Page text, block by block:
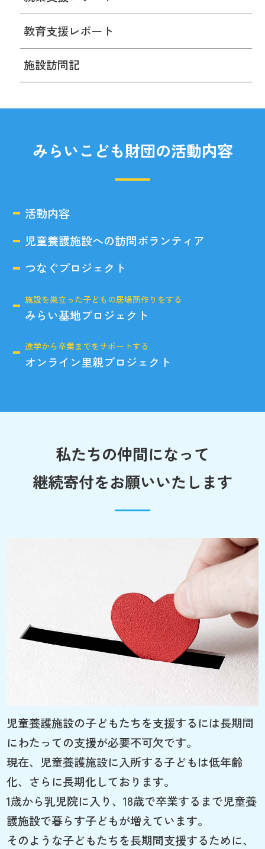
教育支援レポート
施設訪問記
みらいこども財団の活動内容
活動内容
児童養護施設への訪問ボランティア
つなぐプロジェクト
施設を巣立った子どもの居場所作りをする
みらい基地プロジェクト
進学から卒業までをサポートする
オンライン里親プロジェクト
私たちの仲間になって
継続寄付をお願いいたします
児童養護施設の子どもたちを支援するには長期間
にわたっての支援が必要不可欠です。
現在、児童養護施設に入所する子どもは低年齢
化、さらに長期化しております。
1歳から乳児院に入り、18歳で卒業するまで児童養
護施設で暮らす子どもが増えています。
そのような子どもたちを長期間支援するために、